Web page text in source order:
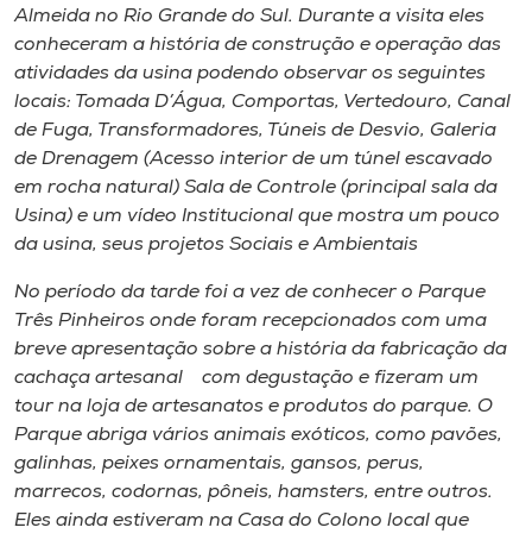
Almeida no Rio Grande do Sul. Durante a visita eles
conheceram a história de construção e operação das
atividades da usina podendo observar os seguintes
locais: Tomada D’Água, Comportas, Vertedouro, Canal
de Fuga, Transformadores, Túneis de Desvio, Galeria
de Drenagem (Acesso interior de um túnel escavado
em rocha natural) Sala de Controle (principal sala da
Usina) e um vídeo Institucional que mostra um pouco
da usina, seus projetos Sociais e Ambientais
No período da tarde foi a vez de conhecer o Parque
Três Pinheiros onde foram recepcionados com uma
breve apresentação sobre a história da fabricação da
cachaça artesanal com degustação e fizeram um
tour na loja de artesanatos e produtos do parque. O
Parque abriga vários animais exóticos, como pavões,
galinhas, peixes ornamentais, gansos, perus,
marrecos, codornas, pôneis, hamsters, entre outros.
Eles ainda estiveram na Casa do Colono local que